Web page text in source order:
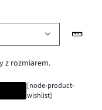
z rozmiarem.
[node-product-
wishlist]